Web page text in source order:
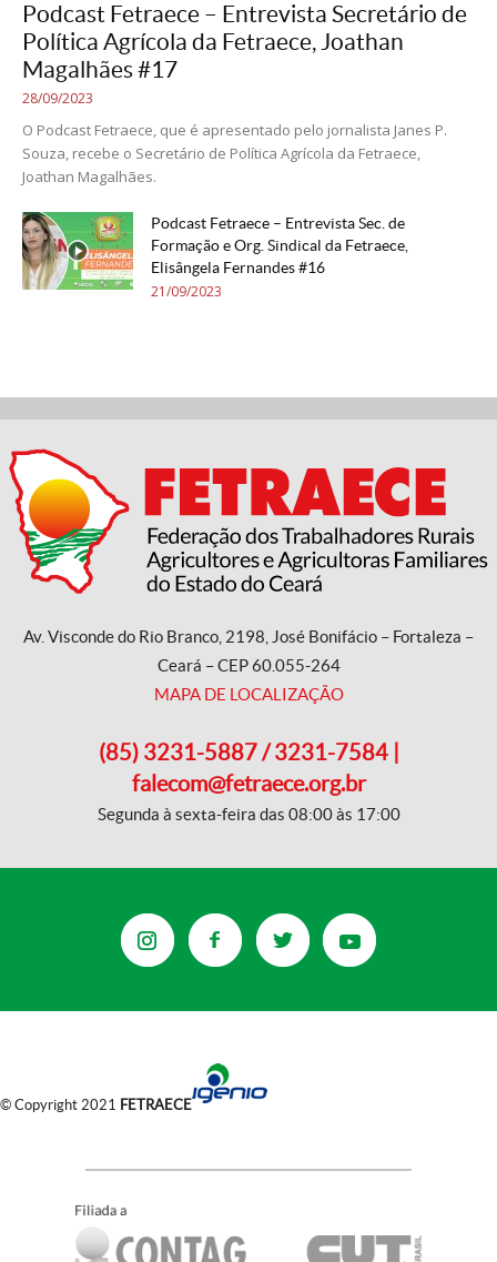
Podcast Fetraece – Entrevista Secretário de
Política Agrícola da Fetraece, Joathan
Magalhães #17
28/09/2023
O Podcast Fetraece, que é apresentado pelo jornalista Janes P.
Souza, recebe o Secretário de Política Agrícola da Fetraece,
Joathan Magalhães.
Podcast Fetraece – Entrevista Sec. de
Formação e Org. Sindical da Fetraece,
Elisângela Fernandes #16
21/09/2023
Av. Visconde do Rio Branco, 2198, José Bonifácio – Fortaleza –
Ceará – CEP 60.055-264
MAPA DE LOCALIZAÇÃO
(85) 3231-5887 / 3231-7584 |
falecom@fetraece.org.br
Segunda à sexta-feira das 08:00 às 17:00
© Copyright 2021 FETRAECE